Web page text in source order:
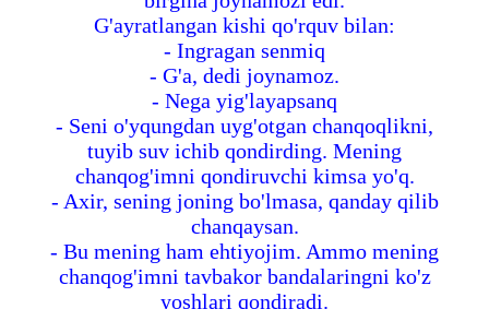
G'ayratlangan kishi qo'rquv bilan:
- Ingragan senmiq
- G'a, dedi joynamoz.
- Nega yig'layapsanq
- Seni o'yqungdan uyg'otgan chanqoqlikni,
tuyib suv ichib qondirding. Mening
chanqog'imni qondiruvchi kimsa yo'q.
- Axir, sening joning bo'lmasa, qanday qilib
chanqaysan.
- Bu mening ham ehtiyojim. Ammo mening
chanqog'imni tavbakor bandalaringni ko'z
yoshlari qondiradi.